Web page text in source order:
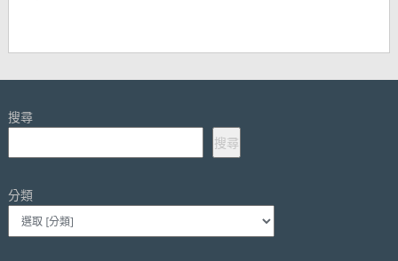
搜尋
搜尋
分類